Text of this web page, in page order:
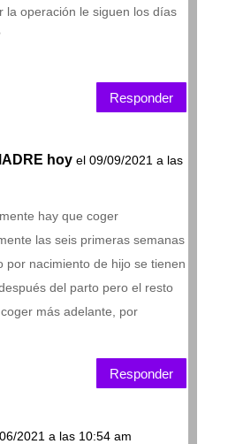
la operación le siguen los días
Responder
hoy el 09/09/2021 a las
hay que coger
las seis primeras semanas
por nacimiento de hijo se tienen
del parto pero el resto
más adelante, por
Responder
2021 a las 10:54 am